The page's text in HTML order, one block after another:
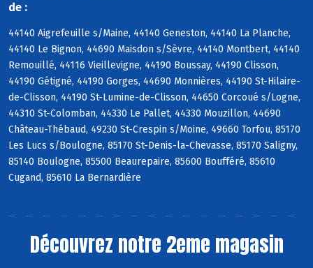
de :
44140 Aigrefeuille s/Maine, 44140 Geneston, 44140 La Planche,
44140 Le Bignon, 44690 Maisdon s/Sèvre, 44140 Montbert, 44140
Remouillé, 44116 Vieillevigne, 44190 Boussay, 44190 Clisson,
44190 Gétigné, 44190 Gorges, 44690 Monnières, 44190 St-Hilaire-
de-Clisson, 44190 St-Lumine-de-Clisson, 44650 Corcoué s/Logne,
44310 St-Colomban, 44330 Le Pallet, 44330 Mouzillon, 44690
Château-Thébaud, 49230 St-Crespin s/Moine, 49660 Torfou, 85170
Les Lucs s/Boulogne, 85170 St-Denis-la-Chevasse, 85170 Saligny,
85140 Boulogne, 85500 Beaurepaire, 85600 Boufféré, 85610
Cugand, 85610 La Bernardière
Découvrez notre 2eme magasin